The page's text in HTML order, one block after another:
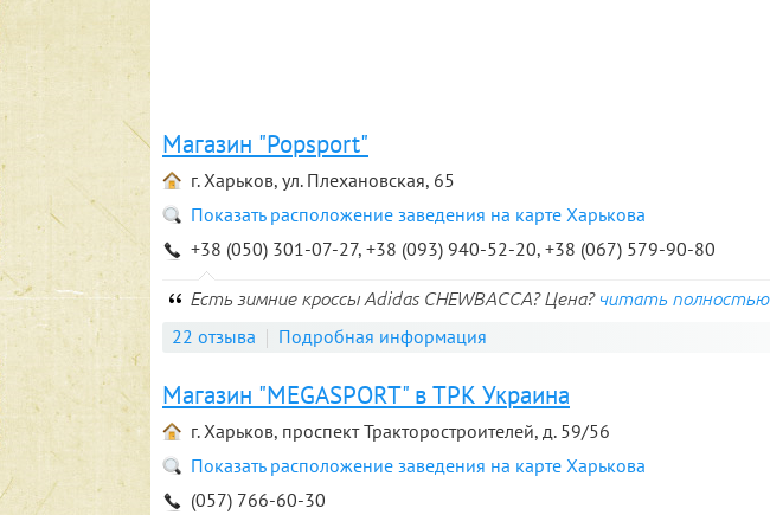
Магазин "Popsport"
г. Харьков, ул. Плехановская, 65
Показать расположение заведения на карте Харькова
+38 (050) 301-07-27, +38 (093) 940-52-20, +38 (067) 579-90-80
Есть зимние кроссы Adidas CHEWBACCA? Цена? читать полностью
22 отзыва Подробная информация
Магазин "MEGASPORT" в ТРК Украина
г. Харьков, проспект Тракторостроителей, д. 59/56
Показать расположение заведения на карте Харькова
(057) 766-60-30